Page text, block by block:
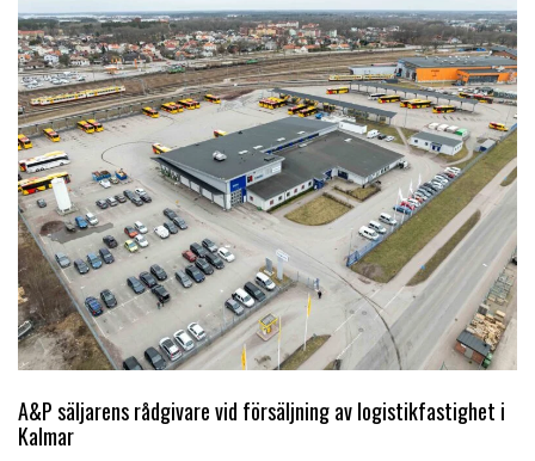
A&P säljarens rådgivare vid försäljning av logistikfastighet i
Kalmar